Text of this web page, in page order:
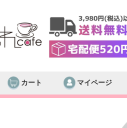
カート マイページ